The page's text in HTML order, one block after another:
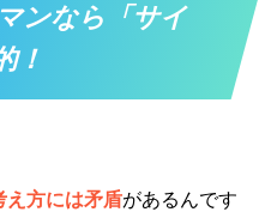
ンなら「サイ
！
え方には矛盾があるんです